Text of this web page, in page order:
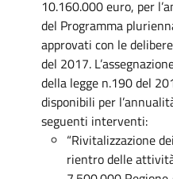
10.160.000 euro, per
del Programma
approvati con le
del 2017.
della legge n.190 del
disponibili per
seguenti interventi:
“Rivitalizzazione
rientro delle